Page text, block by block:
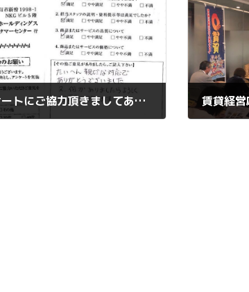
お客様アンケートにご協力頂きましてありがとうございます。＜１１月分＞